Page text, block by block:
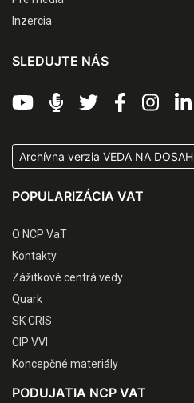
Inzercia
SLEDUJTE NÁS
Archívna verzia VEDA NA DOSAH
POPULARIZÁCIA VAT
O NCP VaT
Kontakty
Zážitkové centrá vedy
Quark
SK CRIS
CIP VVI
Koncepčné materiály
PODUJATIA NCP VAT